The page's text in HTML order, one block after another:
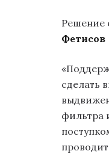
Решение
Фетисов
сделать
фильтра